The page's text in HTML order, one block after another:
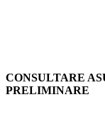
CONSULTARE
PRELIMINARE